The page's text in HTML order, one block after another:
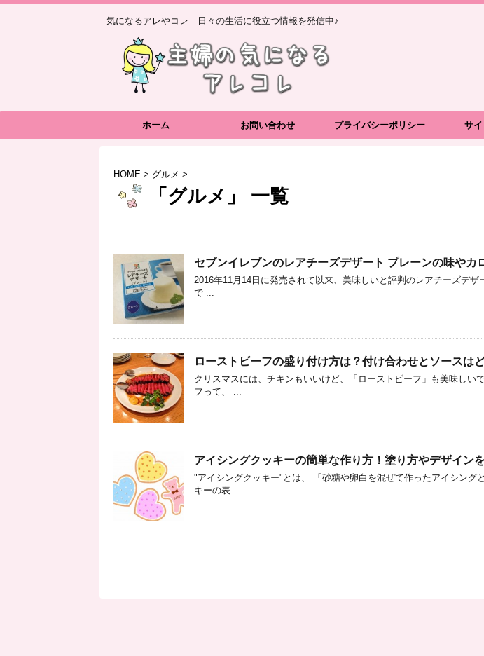
気になるアレやコレ 日々の生活に役立つ情報を発信中♪
ホーム お問い合わせ プライバシーポリシー サ
HOME > グルメ >
「グルメ」 一覧
セブンイレブンのレアチーズデザート プレーンの味やカ
2016年11月14日に発売されて以来、美味しいと評判のレアチーズデザ
で ...
ローストビーフの盛り付け方は？付け合わせとソースは
クリスマスには、チキンもいいけど、「ローストビーフ」も美味しい
フって、 ...
アイシングクッキーの簡単な作り方！塗り方やデザイン
"アイシングクッキー"とは、 「砂糖や卵白を混ぜて作ったアイシング
キーの表 ...